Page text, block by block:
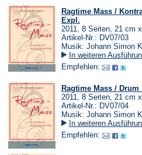
Ragtime Mass /
Expl.
2011, 8 Seiten, 21 cm
Artikel-Nr.: DV07/03
Musik: Johann Simon
In weiteren
Empfehlen:
Ragtime Mass / Drum
2011, 8 Seiten, 21 cm
Artikel-Nr.: DV07/04
Musik: Johann Simon
In weiteren
Empfehlen: